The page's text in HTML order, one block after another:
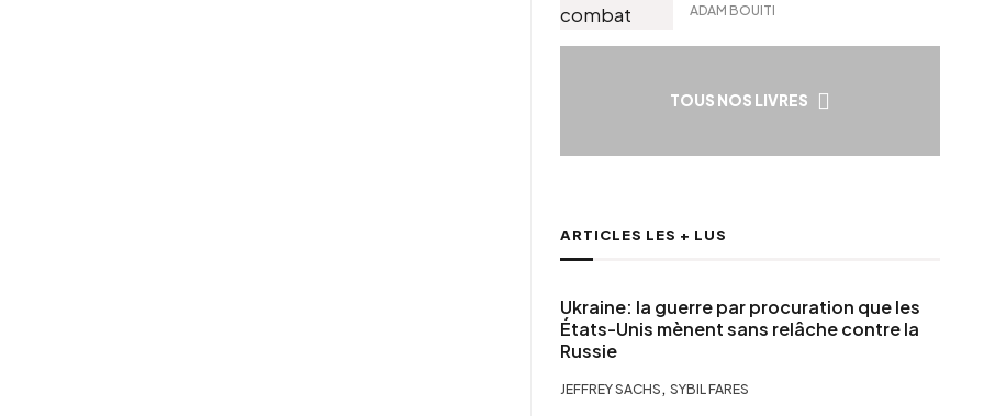
ADAM BOUITI
TOUS NOS LIVRES
ARTICLES LES + LUS
Ukraine: la guerre par procuration que les
États-Unis mènent sans relâche contre la
Russie
JEFFREY SACHS , SYBIL FARES